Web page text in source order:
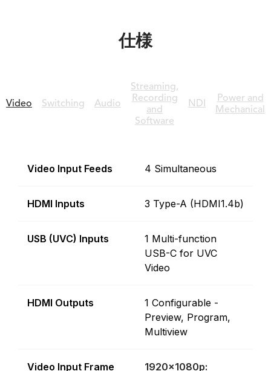
仕様
Video Switching Audio
Streaming,
Recording
and
Software
NDI
Power and
Mechanical
Video Input Feeds 4 Simultaneous
HDMI Inputs 3 Type-A (HDMI1.4b)
USB (UVC) Inputs
1 Multi-function
USB-C for UVC
Video
HDMI Outputs
1 Configurable -
Preview, Program,
Multiview
Video Input Frame
1920x1080p: